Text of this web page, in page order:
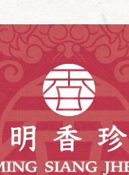
香珍-餅舖,台中餅舖》
要輸入任何個人資料，例
電子信箱